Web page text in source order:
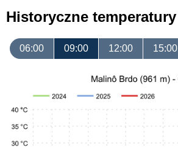
Historyczne temperatury
06:00 09:00 12:00 15:00